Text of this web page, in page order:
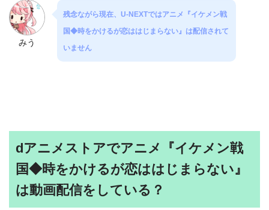
みう
残念ながら現在、U-NEXTではアニメ『イケメン戦
国◆時をかけるが恋ははじまらない』は配信されて
いません
dアニメストアでアニメ『イケメン戦
国◆時をかけるが恋ははじまらない』
は動画配信をしている？